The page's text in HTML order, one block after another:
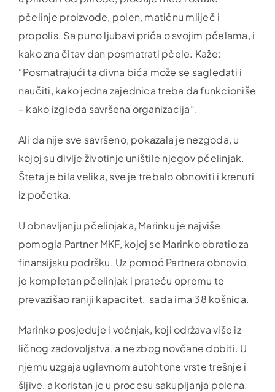
pčelinje proizvode, polen, matičnu mliječ i
propolis. Sa puno ljubavi priča o svojim pčelama, i
kako zna čitav dan posmatrati pčele. Kaže:
“Posmatrajući ta divna bića može se sagledati i
naučiti, kako jedna zajednica treba da funkcioniše
– kako izgleda savršena organizacija”.
Ali da nije sve savršeno, pokazala je nezgoda, u
kojoj su divlje životinje uništile njegov pčelinjak.
Šteta je bila velika, sve je trebalo obnoviti i krenuti
iz početka.
U obnavljanju pčelinjaka, Marinku je najviše
pomogla Partner MKF, kojoj se Marinko obratio za
finansijsku podršku. Uz pomoć Partnera obnovio
je kompletan pčelinjak i prateću opremu te
prevazišao raniji kapacitet, sada ima 38 košnica.
Marinko posjeduje i voćnjak, koji održava više iz
ličnog zadovoljstva, a ne zbog novčane dobiti. U
njemu uzgaja uglavnom autohtone vrste trešnje i
šljive, a koristan je u procesu sakupljanja polena.